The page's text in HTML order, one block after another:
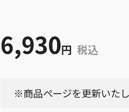
6,930円 税込
※商品ページを更新いた